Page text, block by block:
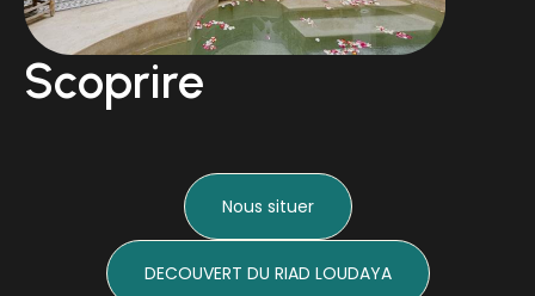
Scoprire
Nous situer
DECOUVERT DU RIAD LOUDAYA